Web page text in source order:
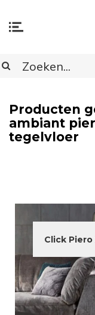
Producten
ambiant
tegelvloer
Click